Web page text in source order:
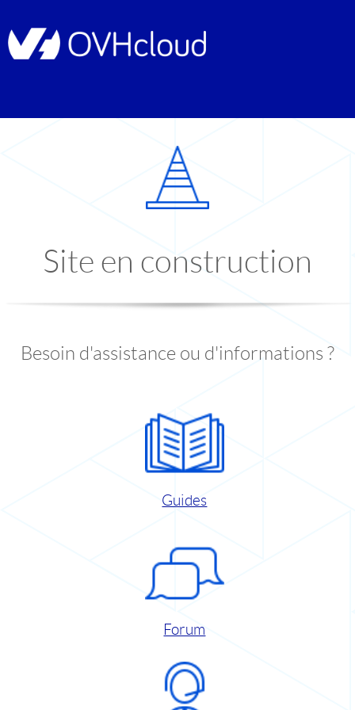
Site en construction
Besoin d'assistance ou d'informations ?
Guides
Forum